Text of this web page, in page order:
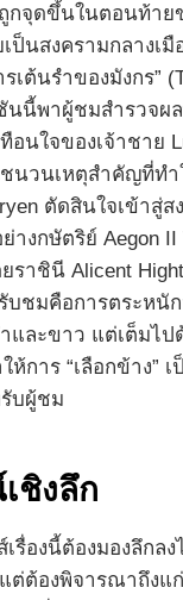
กจุดขึ้นในตอนท้าย
ป็นสงครามกลางเมื
เต้นรำของมังกร”
นนี้พาผู้ชมสำรวจผ
อนใจของเจ้าชาย
ชนวนเหตุสำคัญที่ท
ตัดสินใจเข้าสู่
างกษัตริย์ Aegon II
ราชินี Alicent
บชมคือการตระหนั
และขาว แต่เต็มไป
ห้การ “เลือกข้าง”
บผู้ชม
ชิงลึก
เรื่องนี้ต้องมองลึกล
ต่ต้องพิจารณาถึงแ